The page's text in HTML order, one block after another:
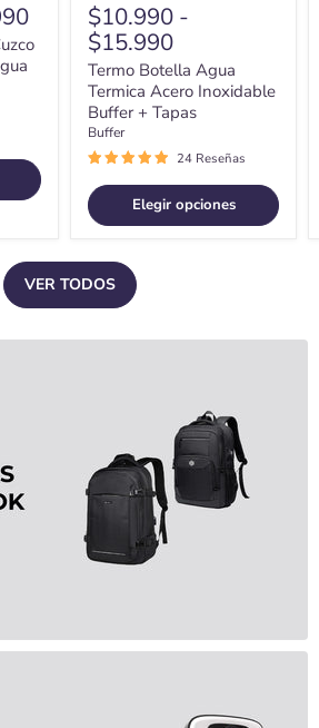
$10.990 -
$15.990
Termo Botella Agua
Termica Acero Inoxidable
Buffer + Tapas
Buffer
24 Reseñas
Elegir opciones
VER TODOS